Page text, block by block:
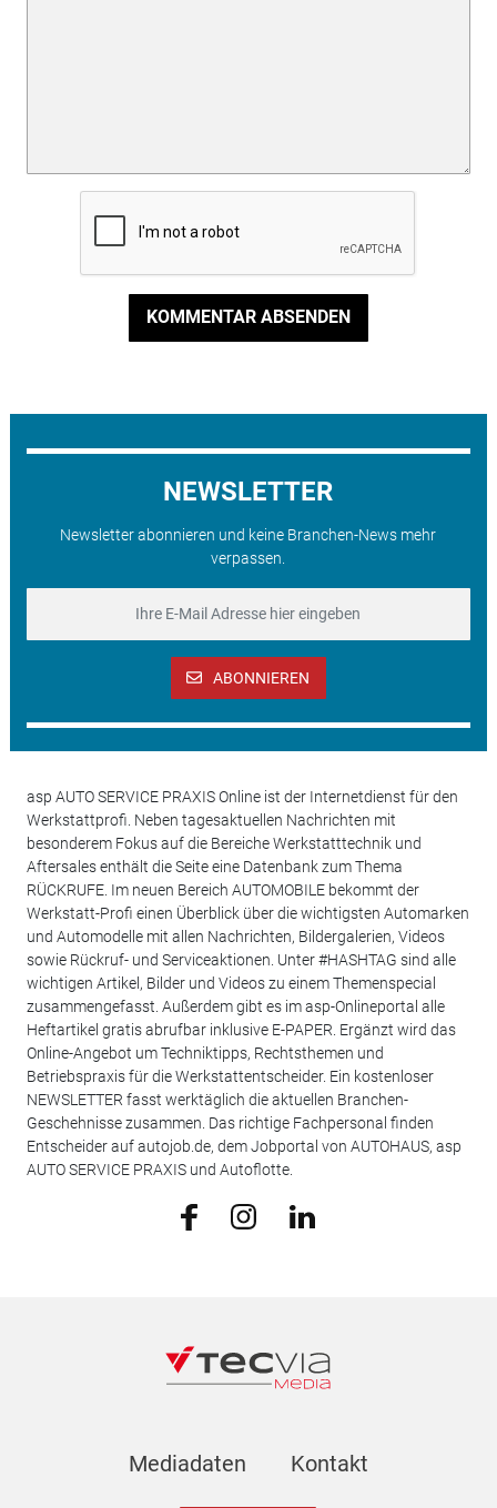
KOMMENTAR ABSENDEN
NEWSLETTER
Newsletter abonnieren und keine Branchen-News mehr
verpassen.
ABONNIEREN
asp AUTO SERVICE PRAXIS Online ist der Internetdienst für den
Werkstattprofi. Neben tagesaktuellen Nachrichten mit
besonderem Fokus auf die Bereiche Werkstatttechnik und
Aftersales enthält die Seite eine Datenbank zum Thema
RÜCKRUFE. Im neuen Bereich AUTOMOBILE bekommt der
Werkstatt-Profi einen Überblick über die wichtigsten Automarken
und Automodelle mit allen Nachrichten, Bildergalerien, Videos
sowie Rückruf- und Serviceaktionen. Unter #HASHTAG sind alle
wichtigen Artikel, Bilder und Videos zu einem Themenspecial
zusammengefasst. Außerdem gibt es im asp-Onlineportal alle
Heftartikel gratis abrufbar inklusive E-PAPER. Ergänzt wird das
Online-Angebot um Techniktipps, Rechtsthemen und
Betriebspraxis für die Werkstattentscheider. Ein kostenloser
NEWSLETTER fasst werktäglich die aktuellen Branchen-
Geschehnisse zusammen. Das richtige Fachpersonal finden
Entscheider auf autojob.de, dem Jobportal von AUTOHAUS, asp
AUTO SERVICE PRAXIS und Autoflotte.
Mediadaten Kontakt